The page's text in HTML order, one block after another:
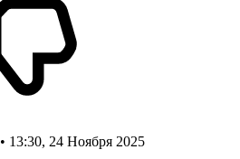
• 13:30, 24 Ноября 2025